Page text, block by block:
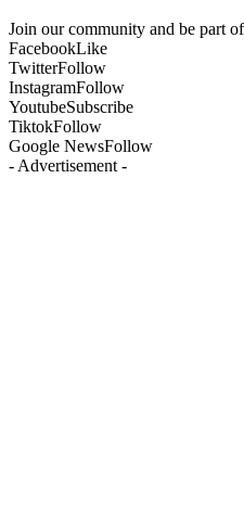
Join our community and be part
FacebookLike
TwitterFollow
InstagramFollow
YoutubeSubscribe
TiktokFollow
Google NewsFollow
- Advertisement -